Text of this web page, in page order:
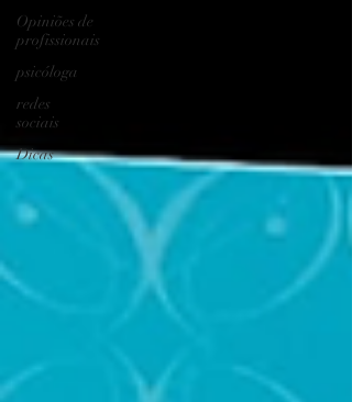
Opiniões de
profissionais
psicóloga
redes
sociais
Dicas